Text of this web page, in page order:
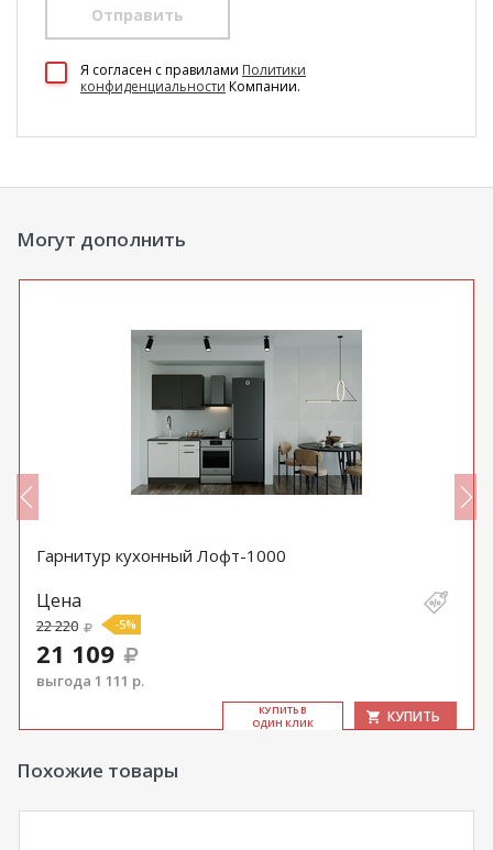
Отправить
Я согласен c правилами Политики
конфиденциальности Компании.
Могут дополнить
Гарнитур кухонный Лофт-1000
Цена
22 220 -5%
21 109
выгода 1 111 р.
КУ­ПИТЬ В
ОДИН КЛИК
КУПИТЬ
Похожие товары